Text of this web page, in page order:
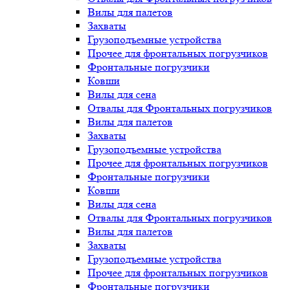
Вилы для палетов
Захваты
Грузоподъемные устройства
Прочее для фронтальных погрузчиков
Фронтальные погрузчики
Ковши
Вилы для сена
Отвалы для Фронтальных погрузчиков
Вилы для палетов
Захваты
Грузоподъемные устройства
Прочее для фронтальных погрузчиков
Фронтальные погрузчики
Ковши
Вилы для сена
Отвалы для Фронтальных погрузчиков
Вилы для палетов
Захваты
Грузоподъемные устройства
Прочее для фронтальных погрузчиков
Фронтальные погрузчики